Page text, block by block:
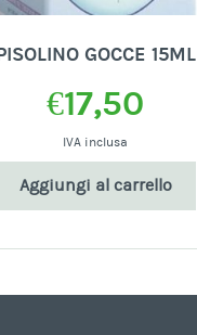
GOCCE 15ML
€17,50
IVA inclusa
Aggiungi al carrello